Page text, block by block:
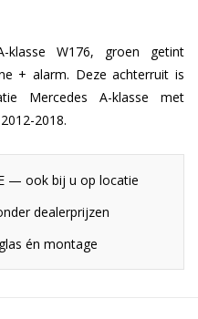
klasse W176, groen getint
+ alarm. Deze achterruit is
Mercedes A-klasse met
2018.
— ook bij u op locatie
dealerprijzen
én montage